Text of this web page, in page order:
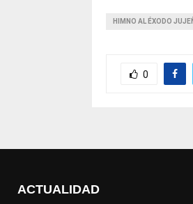
HIMNO AL ÉXODO
0
ACTUALIDAD